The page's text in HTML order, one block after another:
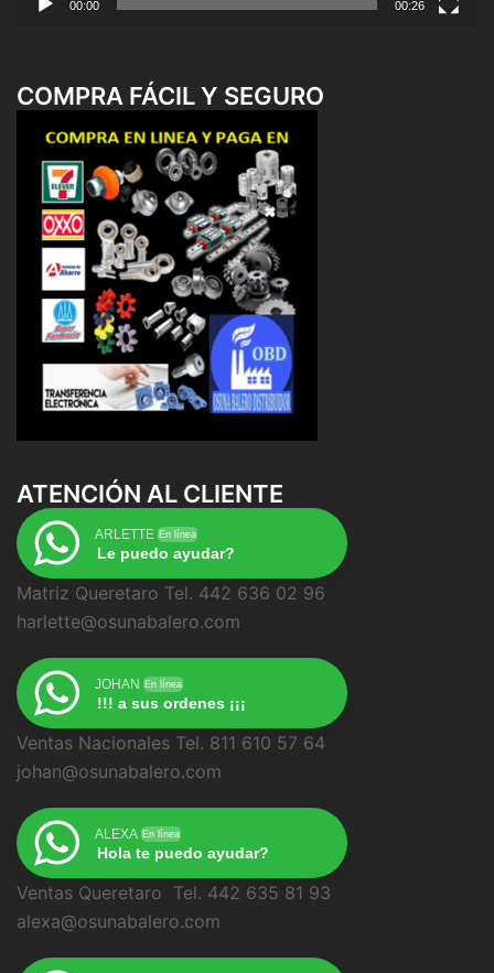
00:00 00:26
COMPRA FÁCIL Y SEGURO
ATENCIÓN AL CLIENTE
ARLETTE En línea
Le puedo ayudar?
Matriz Queretaro Tel. 442 636 02 96
harlette@osunabalero.com
JOHAN En línea
!!! a sus ordenes ¡¡¡
Ventas Nacionales Tel. 811 610 57 64
johan@osunabalero.com
ALEXA En línea
Hola te puedo ayudar?
Ventas Queretaro Tel. 442 635 81 93
alexa@osunabalero.com